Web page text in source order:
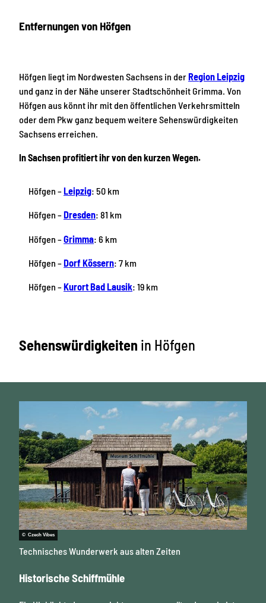
Entfernungen von Höfgen
Höfgen liegt im Nordwesten Sachsens in derRegion Leipzig
und ganz in der Nähe unserer Stadtschönheit Grimma. Von
Höfgen aus könnt ihr mit den öffentlichen Verkehrsmitteln
oder dem Pkw ganz bequem weitere Sehenswürdigkeiten
Sachsens erreichen.
In Sachsen profitiert ihr von den kurzen Wegen.
Höfgen –Leipzig: 50 km
Höfgen –Dresden: 81 km
Höfgen –Grimma: 6 km
Höfgen –DorfKössern: 7 km
Höfgen –Kurort Bad Lausik: 19 km
Sehenswürdigkeiten in Höfgen
© Czech Vibes
Technisches Wunderwerk aus alten Zeiten
Historische Schiffmühle